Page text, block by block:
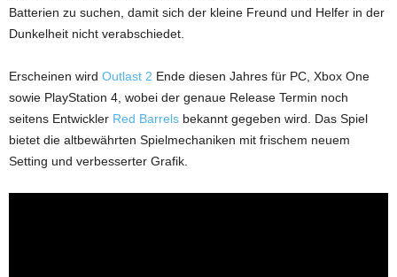
Batterien zu suchen, damit sich der kleine Freund und Helfer in der
Dunkelheit nicht verabschiedet.
Erscheinen wird Outlast 2 Ende diesen Jahres für PC, Xbox One
sowie PlayStation 4, wobei der genaue Release Termin noch
seitens Entwickler Red Barrels bekannt gegeben wird. Das Spiel
bietet die altbewährten Spielmechaniken mit frischem neuem
Setting und verbesserter Grafik.